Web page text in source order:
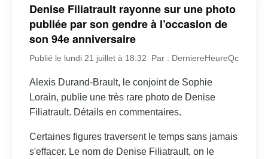
Denise Filiatrault rayonne sur une photo
publiée par son gendre à l’occasion de
son 94e anniversaire
Publié le lundi 21 juillet à 18:32 Par : DerniereHeureQc
Alexis Durand-Brault, le conjoint de Sophie
Lorain, publie une très rare photo de Denise
Filiatrault. Détails en commentaires.
Certaines figures traversent le temps sans jamais
s'effacer. Le nom de Denise Filiatrault, on le